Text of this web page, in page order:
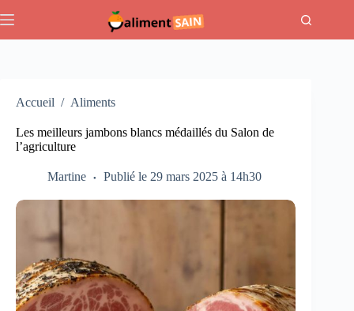
au
Accueil / Aliments
Les meilleurs jambons blancs médaillés du Salon de
l’agriculture
Martine Publié le 29 mars 2025 à 14h30